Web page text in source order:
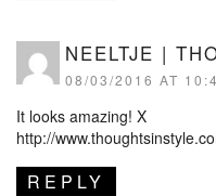
NEELTJE |
08/03/2016 AT
It looks amazing! X
http://
REPLY